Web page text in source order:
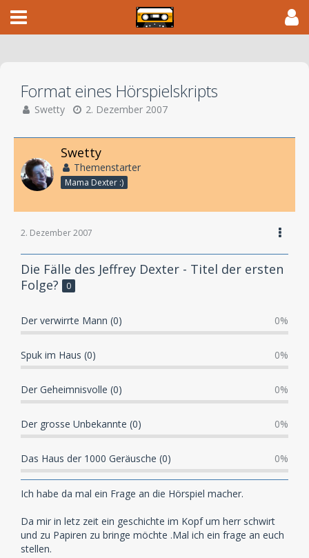
Format eines Hörspielskripts
Swetty 2. Dezember 2007
Swetty
Themenstarter
Mama Dexter :)
2. Dezember 2007
Die Fälle des Jeffrey Dexter - Titel der ersten
Folge?
0
Der verwirrte Mann (0) 0%
Spuk im Haus (0) 0%
Der Geheimnisvolle (0) 0%
Der grosse Unbekannte (0) 0%
Das Haus der 1000 Geräusche (0) 0%
Ich habe da mal ein Frage an die Hörspiel macher.
Da mir in letz zeit ein geschichte im Kopf um herr schwirt
und zu Papiren zu bringe möchte .Mal ich ein frage an euch
stellen.